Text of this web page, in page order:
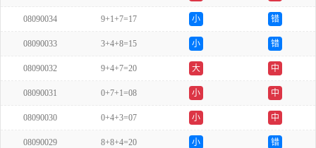
08090034 9+1+7=17 小 错
08090033 3+4+8=15 小 错
08090032 9+4+7=20 大 中
08090031 0+7+1=08 小 中
08090030 0+4+3=07 小 中
08090029 8+8+4=20 小 错